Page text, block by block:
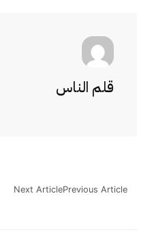
قلم الناس
Previous Article
Next Article